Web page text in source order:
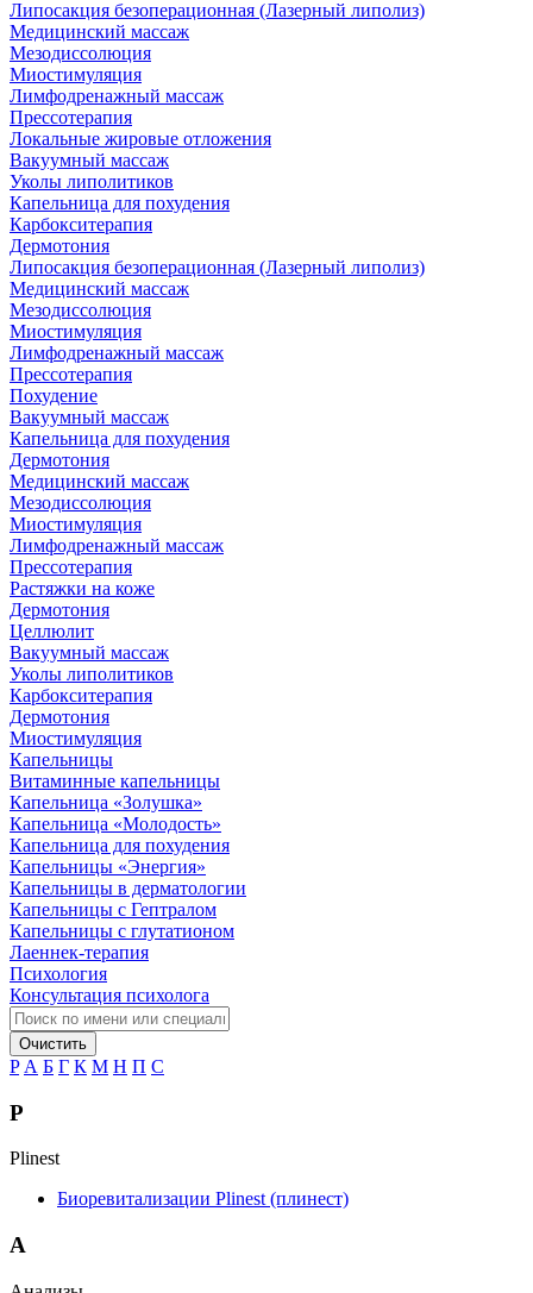
Липосакция безоперационная (Лазерный липолиз)
Медицинский массаж
Мезодиссолюция
Миостимуляция
Лимфодренажный массаж
Прессотерапия
Локальные жировые отложения
Вакуумный массаж
Уколы липолитиков
Капельница для похудения
Карбокситерапия
Дермотония
Липосакция безоперационная (Лазерный липолиз)
Медицинский массаж
Мезодиссолюция
Миостимуляция
Лимфодренажный массаж
Прессотерапия
Похудение
Вакуумный массаж
Капельница для похудения
Дермотония
Медицинский массаж
Мезодиссолюция
Миостимуляция
Лимфодренажный массаж
Прессотерапия
Растяжки на коже
Дермотония
Целлюлит
Вакуумный массаж
Уколы липолитиков
Карбокситерапия
Дермотония
Миостимуляция
Капельницы
Витаминные капельницы
Капельница «Золушка»
Капельница «Молодость»
Капельница для похудения
Капельницы «Энергия»
Капельницы в дерматологии
Капельницы с Гептралом
Капельницы с глутатионом
Лаеннек-терапия
Психология
Консультация психолога
Очистить
P А Б Г К М Н П С
P
Plinest
Биоревитализации Plinest (плинест)
А